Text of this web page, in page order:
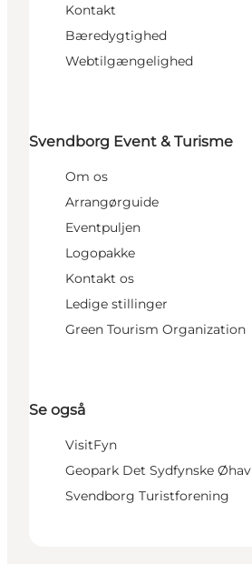
Kontakt
Bæredygtighed
Webtilgængelighed
Svendborg Event & Turisme
Om os
Arrangørguide
Eventpuljen
Logopakke
Kontakt os
Ledige stillinger
Green Tourism Organization
Se også
VisitFyn
Geopark Det Sydfynske Øhav
Svendborg Turistforening